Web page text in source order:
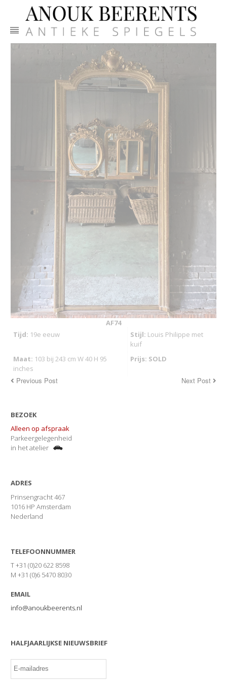
AF74
Tijd: 19e eeuw Stijl: Louis Philippe met
kuif
Maat: 103 bij 243 cm W 40 H 95
inches
Prijs: SOLD
Previous Post Next Post
BEZOEK
Alleen op afspraak
Parkeergelegenheid
in het atelier
ADRES
Prinsengracht 467
1016 HP Amsterdam
Nederland
TELEFOONNUMMER
T +31 (0)20 622 8598
M +31 (0)6 5470 8030
EMAIL
info@anoukbeerents.nl
HALFJAARLIJKSE NIEUWSBRIEF